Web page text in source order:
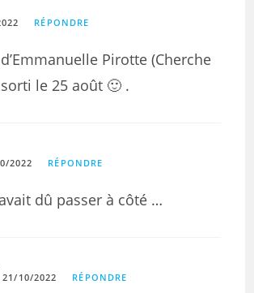
RÉPONDRE
Pirotte (Cherche
le 25 août 🙂 .
2022 RÉPONDRE
dû passer à côté …
21/10/2022 RÉPONDRE